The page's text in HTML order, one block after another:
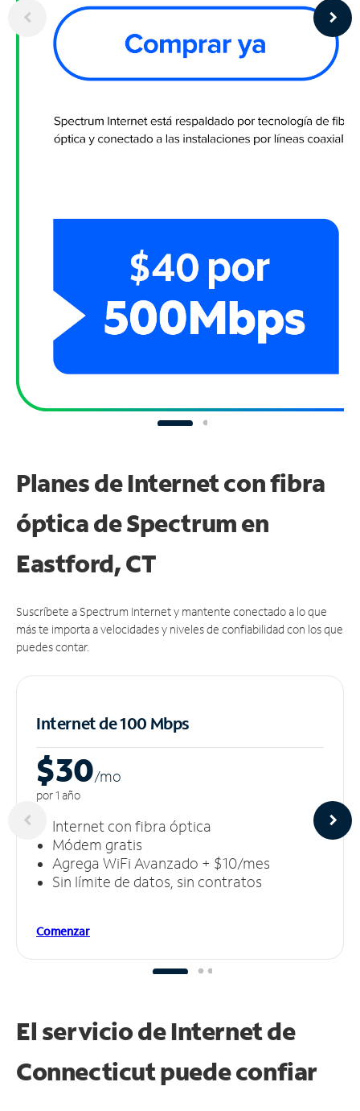
Planes de Internet con fibra
óptica de Spectrum en
Eastford, CT
Suscríbete a Spectrum Internet y mantente conectado a lo que
más te importa a velocidades y niveles de confiabilidad con los que
puedes contar.
Internet de 100 Mbps
$30/mo
por 1 año
Internet con fibra óptica
Módem gratis
Agrega WiFi Avanzado + $10/mes
Sin límite de datos, sin contratos
Comenzar
El servicio de Internet de
Connecticut puedeconfiar